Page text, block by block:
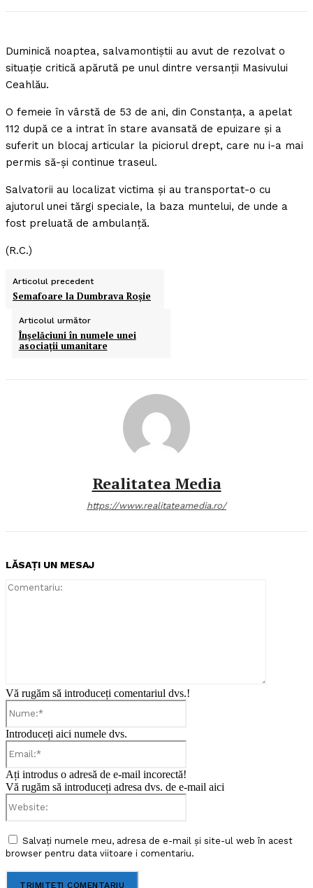
Duminică noaptea, salvamontiştii au avut de rezolvat o
situaţie critică apărută pe unul dintre versanţii Masivului
Ceahlău.
O femeie în vârstă de 53 de ani, din Constanţa, a apelat
112 după ce a intrat în stare avansată de epuizare şi a
suferit un blocaj articular la piciorul drept, care nu i-a mai
permis să-şi continue traseul.
Salvatorii au localizat victima şi au transportat-o cu
ajutorul unei tărgi speciale, la baza muntelui, de unde a
fost preluată de ambulanţă.
(R.C.)
Articolul precedent
Semafoare la Dumbrava Roşie
Articolul următor
Înşelăciuni în numele unei
asociaţii umanitare
Realitatea Media
https://www.realitateamedia.ro/
LĂSAȚI UN MESAJ
Vă rugăm să introduceți comentariul dvs.!
Introduceți aici numele dvs.
Ați introdus o adresă de e-mail incorectă!
Vă rugăm să introduceți adresa dvs. de e-mail aici
Salvați numele meu, adresa de e-mail și site-ul web în acest
browser pentru data viitoare i comentariu.